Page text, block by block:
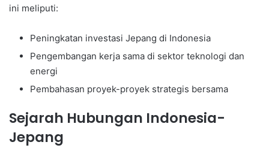
ini meliputi:
Peningkatan investasi Jepang di Indonesia
Pengembangan kerja sama di sektor teknologi dan
energi
Pembahasan proyek-proyek strategis bersama
Sejarah Hubungan Indonesia-
Jepang